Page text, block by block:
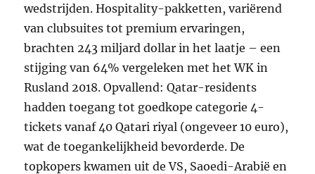
wedstrijden. Hospitality-pakketten, variërend
van clubsuites tot premium ervaringen,
brachten 243 miljard dollar in het laatje – een
stijging van 64% vergeleken met het WK in
Rusland 2018. Opvallend: Qatar-residents
hadden toegang tot goedkope categorie 4-
tickets vanaf 40 Qatari riyal (ongeveer 10 euro),
wat de toegankelijkheid bevorderde. De
topkopers kwamen uit de VS, Saoedi-Arabië en